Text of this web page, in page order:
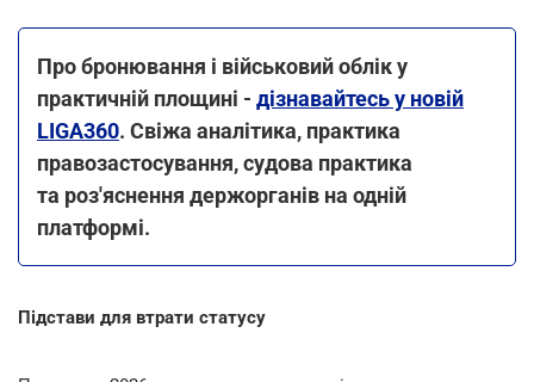
Про бронювання і військовий облік у
практичній площині - дізнавайтесь у новій
LIGA360. Свіжа аналітика, практика
правозастосування, судова практика
та роз'яснення держорганів на одній
платформі.
Підстави для втрати статусу